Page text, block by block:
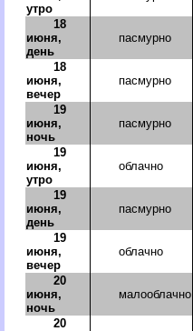
утро
18
июня,
день
пасмурно
18
июня,
вечер
пасмурно
19
июня,
ночь
пасмурно
19
июня,
утро
облачно
19
июня,
день
пасмурно
19
июня,
вечер
облачно
20
июня,
ночь
малооблачно
20